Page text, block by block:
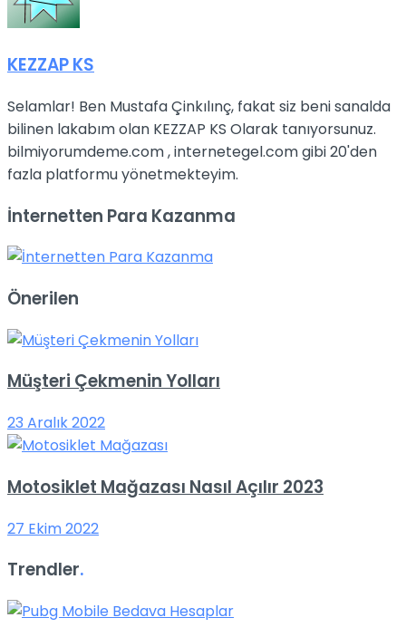
KEZZAP KS
Selamlar! Ben Mustafa Çinkılınç, fakat siz beni sanalda
bilinen lakabım olan KEZZAP KS Olarak tanıyorsunuz.
bilmiyorumdeme.com , internetegel.com gibi 20'den
fazla platformu yönetmekteyim.
İnternetten Para Kazanma
Önerilen
Müşteri Çekmenin Yolları
23 Aralık 2022
Motosiklet Mağazası Nasıl Açılır 2023
27 Ekim 2022
Trendler.